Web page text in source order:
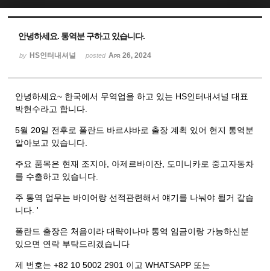
안녕하세요. 통역분 구하고 있습니다.
by HS인터내셔널 posted Apr 26, 2024
안녕하세요~ 한국에서 무역업을 하고 있는 HS인터내셔널 대표
박현수라고 합니다.
5월 20일 전후로 폴란드 바르샤바로 출장 계획 있어 현지 통역분
알아보고 있습니다.
주요 품목은 현재 조지아, 아제르바이잔, 도미니카로 중고자동차
를 수출하고 있습니다.
주 통역 업무는 바이어랑 선적관련해서 얘기를 나눠야 될거 같습
니다. '
폴란드 출장은 처음이라 대략이나마 통역 임금이랑 가능하신분
있으면 연락 부탁드리겠습니다
제 번호는 +82 10 5002 2901 이고 WHATSAPP 또는
Sketchbook5, 스케치북5